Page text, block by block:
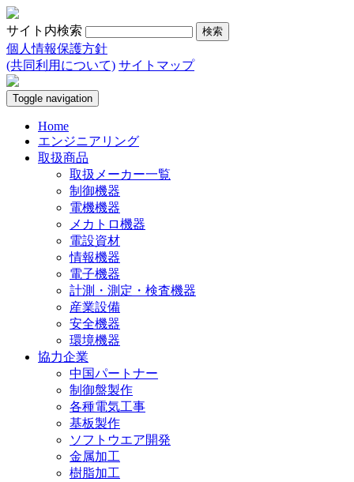
サイト内検索
個人情報保護方針
(共同利用について) サイトマップ
Toggle navigation
Home
エンジニアリング
取扱商品
取扱メーカー一覧
制御機器
電機機器
メカトロ機器
電設資材
情報機器
電子機器
計測・測定・検査機器
産業設備
安全機器
環境機器
協力企業
中国パートナー
制御盤製作
各種電気工事
基板製作
ソフトウエア開発
金属加工
樹脂加工